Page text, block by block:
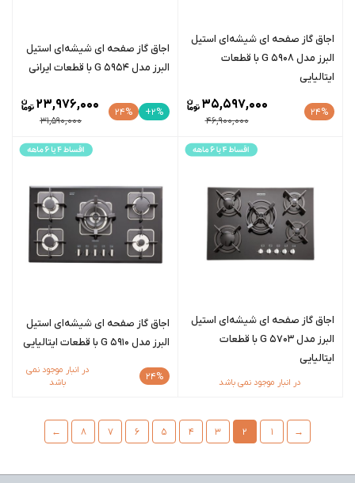
اجاق گاز صفحه ای شیشه‌ای استیل
البرز مدل G 5908 با قطعات
ایتالیایی
24%
46,900,000
35,597,000
اجاق گاز صفحه ای شیشه‌ای استیل
البرز مدل G 5954 با قطعات ایرانی
24% +2%
31,590,000
23,976,000
اجاق گاز صفحه ای شیشه‌ای استیل
البرز مدل G 5703 با قطعات
ایتالیایی
در انبار موجود نمی باشد
اجاق گاز صفحه ای شیشه‌ای استیل
البرز مدل G 5910 با قطعات ایتالیایی
24%
در انبار موجود نمی
باشد
→
1
2
3
4
5
6
7
8
←